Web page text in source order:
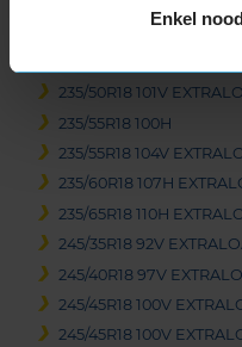
Enkel
235/50R18 101V
235/55R18 100H
235/55R18 104V
235/60R18 107H
235/65R18 110H
245/35R18 92V
245/40R18 97V
245/45R18 100V
245/45R18 100V